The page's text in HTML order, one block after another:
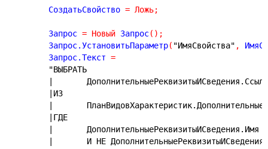
	СоздатьСвойство
= Ложь;
	Запрос
= Новый Запрос( ) ;
	Запрос.УстановитьПараметр
( "ИмяСвойства" ,
	Запрос.Текст
=
"ВЫБРАТЬ
|
|ИЗ
|
|ГДЕ
|	ДополнительныеРеквизитыИСведения.Имя
|	И НЕ